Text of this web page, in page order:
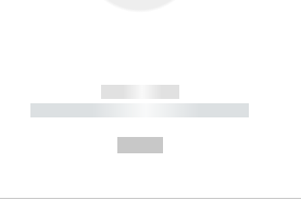
------------
----------- ----------- ----------